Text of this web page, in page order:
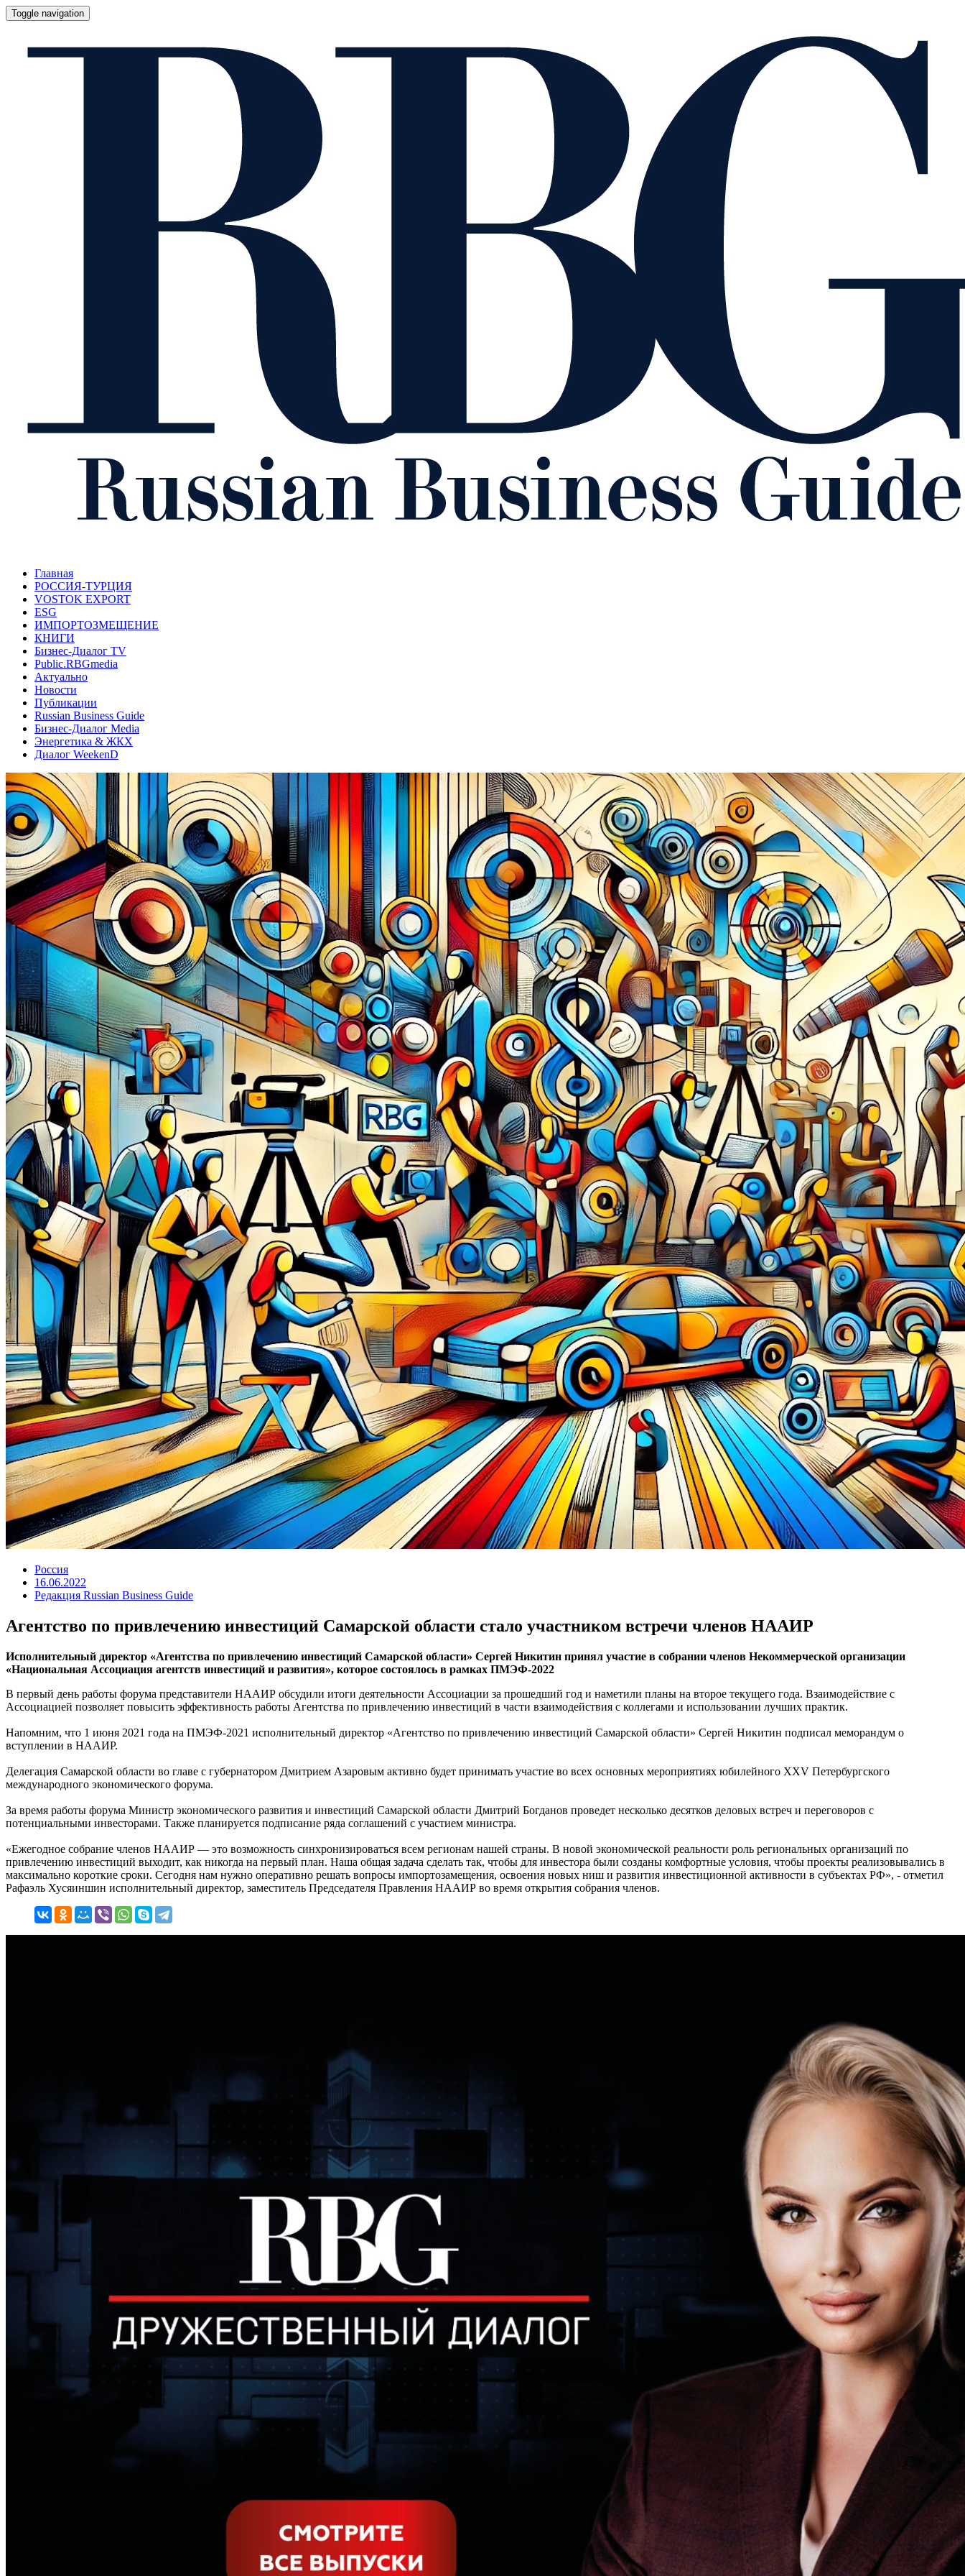
Toggle navigation
Главная
РОССИЯ-ТУРЦИЯ
VOSTOK EXPORT
ESG
ИМПОРТОЗМЕЩЕНИЕ
КНИГИ
Бизнес-Диалог TV
Public.RBGmedia
Актуально
Новости
Публикации
Russian Business Guide
Бизнес-Диалог Media
Энергетика & ЖКХ
Диалог WeekenD
Россия
16.06.2022
Редакция Russian Business Guide
Агентство по привлечению инвестиций Самарской области стало участником встречи членов НААИР
Исполнительный директор «Агентства по привлечению инвестиций Самарской области» Сергей Никитин принял участие в собрании членов Некоммерческой организации
«Национальная Ассоциация агентств инвестиций и развития», которое состоялось в рамках ПМЭФ-2022
В первый день работы форума представители НААИР обсудили итоги деятельности Ассоциации за прошедший год и наметили планы на второе текущего года. Взаимодействие с
Ассоциацией позволяет повысить эффективность работы Агентства по привлечению инвестиций в части взаимодействия с коллегами и использовании лучших практик.
Напомним, что 1 июня 2021 года на ПМЭФ-2021 исполнительный директор «Агентство по привлечению инвестиций Самарской области» Сергей Никитин подписал меморандум о
вступлении в НААИР.
Делегация Самарской области во главе с губернатором Дмитрием Азаровым активно будет принимать участие во всех основных мероприятиях юбилейного XXV Петербургского
международного экономического форума.
За время работы форума Министр экономического развития и инвестиций Самарской области Дмитрий Богданов проведет несколько десятков деловых встреч и переговоров с
потенциальными инвесторами. Также планируется подписание ряда соглашений с участием министра.
«Ежегодное собрание членов НААИР — это возможность синхронизироваться всем регионам нашей страны. В новой экономической реальности роль региональных организаций по
привлечению инвестиций выходит, как никогда на первый план. Наша общая задача сделать так, чтобы для инвестора были созданы комфортные условия, чтобы проекты реализовывались в
максимально короткие сроки. Сегодня нам нужно оперативно решать вопросы импортозамещения, освоения новых ниш и развития инвестиционной активности в субъектах РФ», - отметил
Рафаэль Хусяиншин исполнительный директор, заместитель Председателя Правления НААИР во время открытия собрания членов.